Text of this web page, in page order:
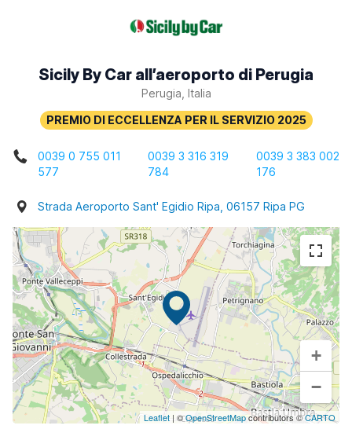
Sicily By Car all’aeroporto di Perugia
Perugia, Italia
0039 0 755 011
577
0039 3 316 319
784
0039 3 383 002
176
Strada Aeroporto Sant' Egidio Ripa, 06157 Ripa PG
+
−
Leaflet | ©OpenStreetMapcontributors ©CARTO